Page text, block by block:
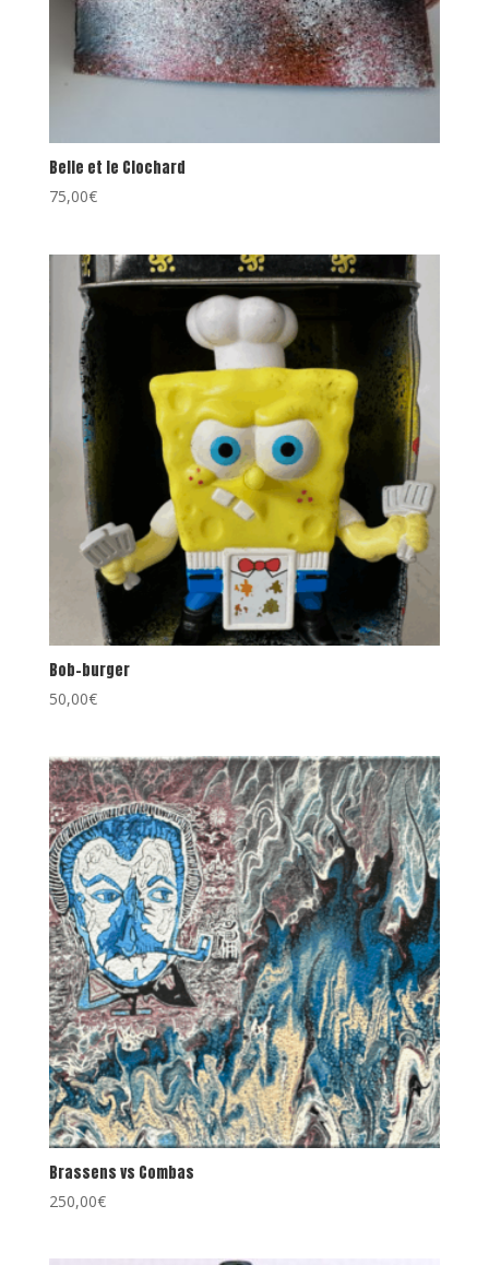
Belle et le Clochard
75,00€
Bob-burger
50,00€
Brassens vs Combas
250,00€